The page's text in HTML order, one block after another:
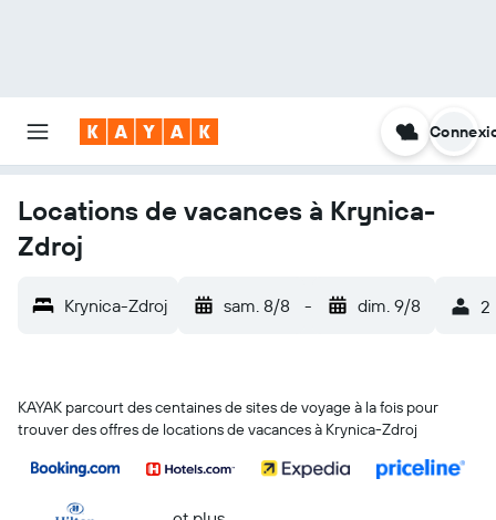
Locations de vacances à Krynica-
Zdroj
Krynica-Zdroj sam. 8/8 - dim. 9/8 2
KAYAK parcourt des centaines de sites de voyage à la fois pour
trouver des offres de locations de vacances à Krynica-Zdroj